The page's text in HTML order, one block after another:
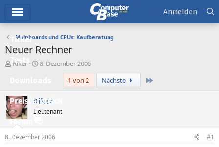
Ticker
Tests
Preisvergleich
Forum
Aktuelles
Anmelden
Mainboards und CPUs: Kaufberatung
Neuer Rechner
E
e
l
l
e
r
Riker
E
e
l
a
m
8. Dezember 2006
1 von 2
Nächste
Riker
Lieutenant
8. Dezember 2006 #1